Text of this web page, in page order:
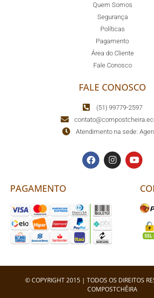
Quem Somos
Segurança
Políticas
Pagamento
Área do Cliente
Fale Conosco
FALE CONOSCO
(51) 99779-2597
Atendimento na sede:
PAGAMENTO
© COPYRIGHT 2015 | TODOS OS DIREITOS
COMPOSTCHÊIRA